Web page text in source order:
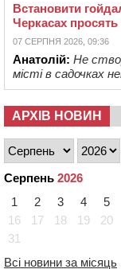
Встановити
Черкасах
07 СЕРПНЯ 2026, 09:36
Анатолій: Не
місті в садочках
АРХІВ НОВИН
Серпень 2026
1
2 3 4 5
16
17 18 19 20
31
Всі новини за місяць